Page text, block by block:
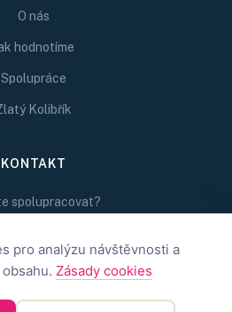
O nás
hodnotíme
Spolupráce
Kolibřík
KONTAKT
spolupracovat?
pro analýzu návštěvnosti a
Zásady cookies